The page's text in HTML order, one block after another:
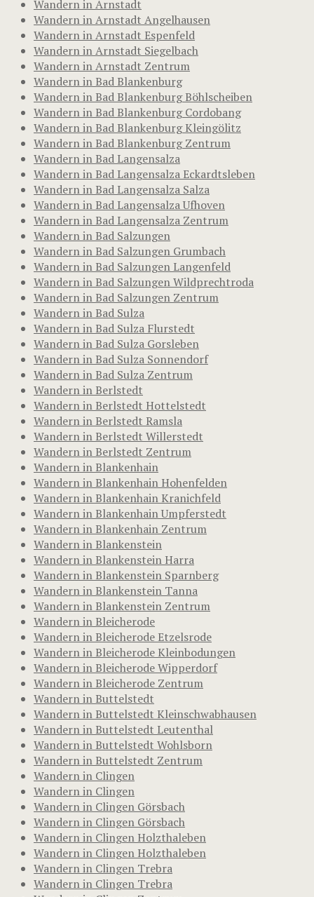
Wandern in Arnstadt
Wandern in Arnstadt Angelhausen
Wandern in Arnstadt Espenfeld
Wandern in Arnstadt Siegelbach
Wandern in Arnstadt Zentrum
Wandern in Bad Blankenburg
Wandern in Bad Blankenburg Böhlscheiben
Wandern in Bad Blankenburg Cordobang
Wandern in Bad Blankenburg Kleingölitz
Wandern in Bad Blankenburg Zentrum
Wandern in Bad Langensalza
Wandern in Bad Langensalza Eckardtsleben
Wandern in Bad Langensalza Salza
Wandern in Bad Langensalza Ufhoven
Wandern in Bad Langensalza Zentrum
Wandern in Bad Salzungen
Wandern in Bad Salzungen Grumbach
Wandern in Bad Salzungen Langenfeld
Wandern in Bad Salzungen Wildprechtroda
Wandern in Bad Salzungen Zentrum
Wandern in Bad Sulza
Wandern in Bad Sulza Flurstedt
Wandern in Bad Sulza Gorsleben
Wandern in Bad Sulza Sonnendorf
Wandern in Bad Sulza Zentrum
Wandern in Berlstedt
Wandern in Berlstedt Hottelstedt
Wandern in Berlstedt Ramsla
Wandern in Berlstedt Willerstedt
Wandern in Berlstedt Zentrum
Wandern in Blankenhain
Wandern in Blankenhain Hohenfelden
Wandern in Blankenhain Kranichfeld
Wandern in Blankenhain Umpferstedt
Wandern in Blankenhain Zentrum
Wandern in Blankenstein
Wandern in Blankenstein Harra
Wandern in Blankenstein Sparnberg
Wandern in Blankenstein Tanna
Wandern in Blankenstein Zentrum
Wandern in Bleicherode
Wandern in Bleicherode Etzelsrode
Wandern in Bleicherode Kleinbodungen
Wandern in Bleicherode Wipperdorf
Wandern in Bleicherode Zentrum
Wandern in Buttelstedt
Wandern in Buttelstedt Kleinschwabhausen
Wandern in Buttelstedt Leutenthal
Wandern in Buttelstedt Wohlsborn
Wandern in Buttelstedt Zentrum
Wandern in Clingen
Wandern in Clingen
Wandern in Clingen Görsbach
Wandern in Clingen Görsbach
Wandern in Clingen Holzthaleben
Wandern in Clingen Holzthaleben
Wandern in Clingen Trebra
Wandern in Clingen Trebra